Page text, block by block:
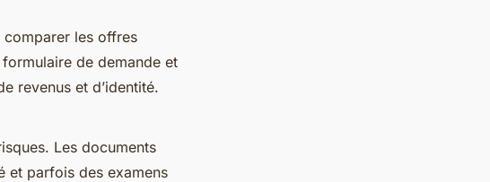
comparer les offres
de demande et
revenus et d’identité.
Les documents
et parfois des examens